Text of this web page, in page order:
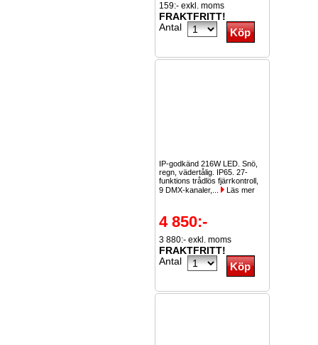
159:- exkl. moms
FRAKTFRITT!
Antal
IP-godkänd 216W LED. Snö,
regn, vädertålig. IP65. 27-
funktions trådlös fjärrkontroll,
9 DMX-kanaler,...
Läs mer
4 850:-
3 880:- exkl. moms
FRAKTFRITT!
Antal